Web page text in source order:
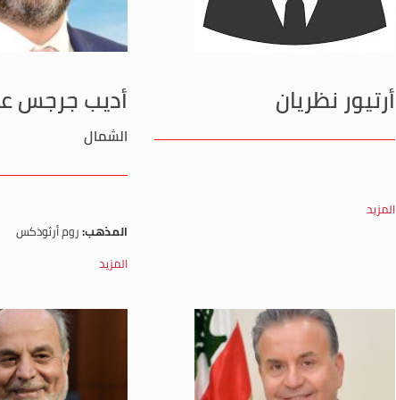
أديب جرجس
الشمال
المذهب:روم أرثوذكس
المزيد
أرتيور نظريان
المزيد